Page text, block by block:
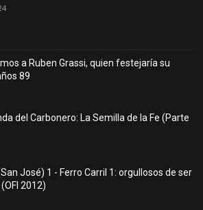
a Ruben Grassi, quien festejaría su
89
del Carbonero: La Semilla de la Fe (Parte
José) 1 - Ferro Carril 1: orgullosos de ser
2012)